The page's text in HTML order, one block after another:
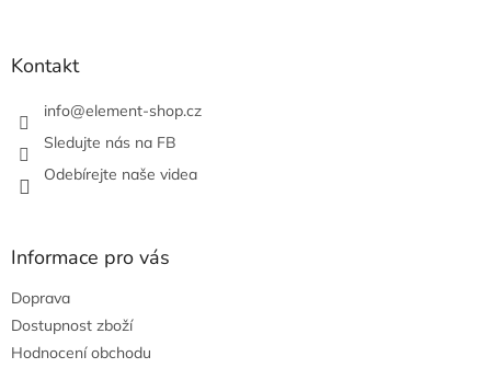
Kontakt
info@element-shop.cz
Sledujte nás na FB
Odebírejte naše videa
Informace pro vás
Doprava
Dostupnost zboží
Hodnocení obchodu